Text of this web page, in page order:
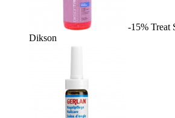
-15% Treat
Dikson